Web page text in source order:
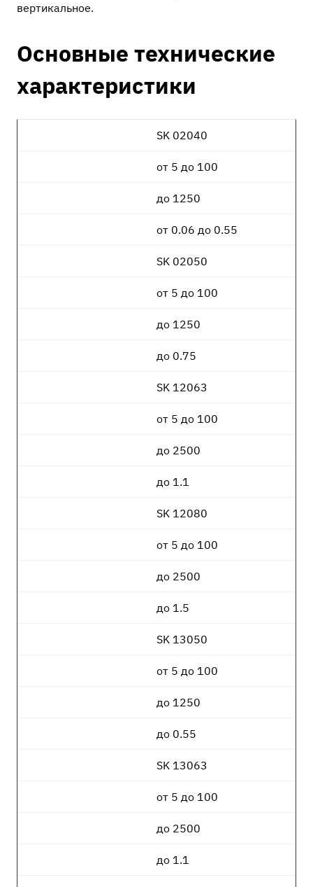
вертикальное.
Основные технические
характеристики
SK 02040
от 5 до 100
до 1250
от 0.06 до 0.55
SK 02050
от 5 до 100
до 1250
до 0.75
SK 12063
от 5 до 100
до 2500
до 1.1
SK 12080
от 5 до 100
до 2500
до 1.5
SK 13050
от 5 до 100
до 1250
до 0.55
SK 13063
от 5 до 100
до 2500
до 1.1